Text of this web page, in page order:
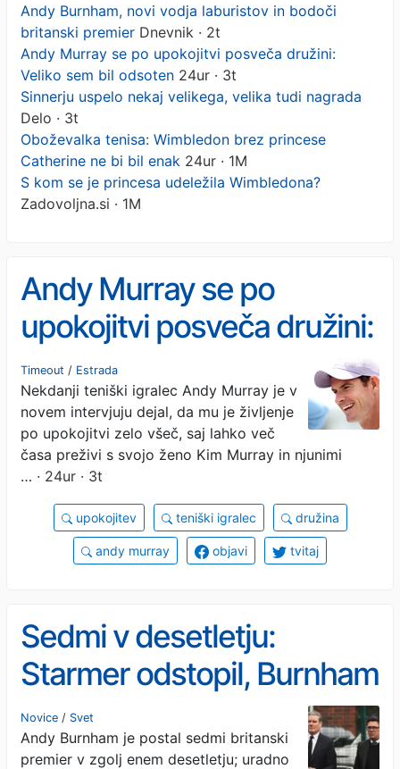
Andy Burnham, novi vodja laburistov in bodoči
britanski premier Dnevnik · 2t
Andy Murray se po upokojitvi posveča družini:
Veliko sem bil odsoten 24ur · 3t
Sinnerju uspelo nekaj velikega, velika tudi nagrada
Delo · 3t
Oboževalka tenisa: Wimbledon brez princese
Catherine ne bi bil enak 24ur · 1M
S kom se je princesa udeležila Wimbledona?
Zadovoljna.si · 1M
Andy Murray se po
upokojitvi posveča družini:
Veliko sem bil odsoten
Timeout / Estrada
Nekdanji teniški igralec Andy Murray je v
novem intervjuju dejal, da mu je življenje
po upokojitvi zelo všeč, saj lahko več
časa preživi s svojo ženo Kim Murray in njunimi
… · 24ur · 3t
upokojitev teniški igralec družina
andy murray objavi tvitaj
Sedmi v desetletju:
Starmer odstopil, Burnham
pa kot običajno prevzel
položaj - brez volitev
Novice / Svet
Andy Burnham je postal sedmi britanski
premier v zgolj enem desetletju; uradno